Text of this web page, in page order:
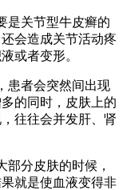
是关节型牛皮癣的
会造成关节活动疼
或者变形。
患者会突然间出现
的同时，皮肤上的
往往会并发肝、肾
分皮肤的时候，
就是使血液变得非